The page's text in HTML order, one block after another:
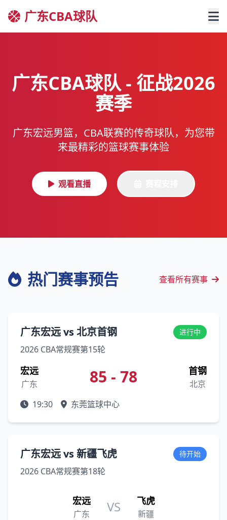
广东CBA球队
广东CBA球队 - 征战2026
赛季
广东宏远男篮，CBA联赛的传奇球队，为您带
来最精彩的篮球赛事体验
观看直播
热门赛事预告 查看所有赛事
广东宏远 vs 北京首钢
2026 CBA常规赛第15轮
进行中
宏远
广东 85 - 78 首钢
北京
19:30
东莞篮球中心
广东宏远 vs 新疆飞虎
2026 CBA常规赛第18轮
待开始
宏远
广东 VS 飞虎
新疆